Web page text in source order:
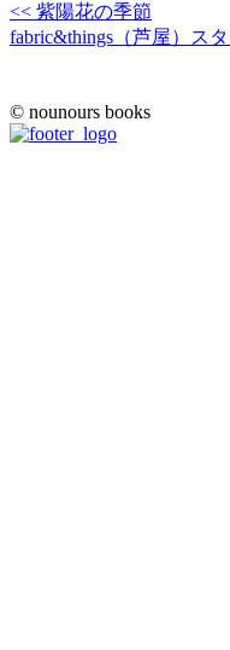
<< 紫陽花の季節
fabric&things（芦屋）ス
© nounours books